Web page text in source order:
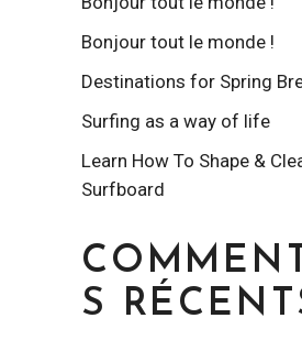
Bonjour tout le monde !
Destinations for Spring
Surfing as a way of life
Learn How To Shape &
Surfboard
S